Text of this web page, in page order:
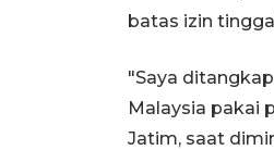
batas izin
"Saya
Malaysia pakai
Jatim, saat